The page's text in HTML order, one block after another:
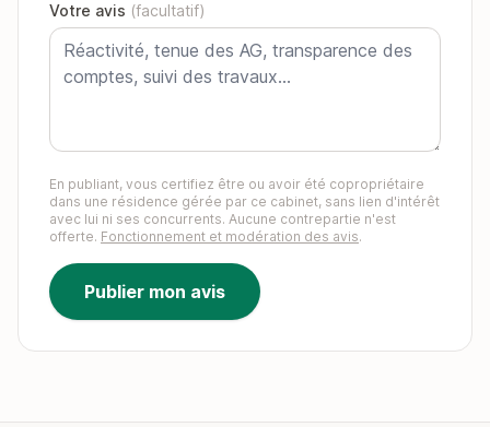
Votre avis (facultatif)
En publiant, vous certifiez être ou avoir été copropriétaire
dans une résidence gérée par ce cabinet, sans lien d'intérêt
avec lui ni ses concurrents. Aucune contrepartie n'est
offerte. Fonctionnement et modération des avis.
Publier mon avis